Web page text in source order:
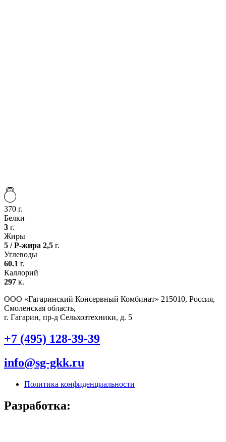
370 г.
Белки
3 г.
Жиры
5 / Р-жира 2,5 г.
Углеводы
60.1 г.
Каллорий
297 к.
ООО «Гагаринский Консервный Комбинат» 215010, Россия,
Смоленская область,
г. Гагарин, пр-д Сельхозтехники, д. 5
+7 (495) 128-39-39
info@sg-gkk.ru
Политика конфиденциальности
Разработка: